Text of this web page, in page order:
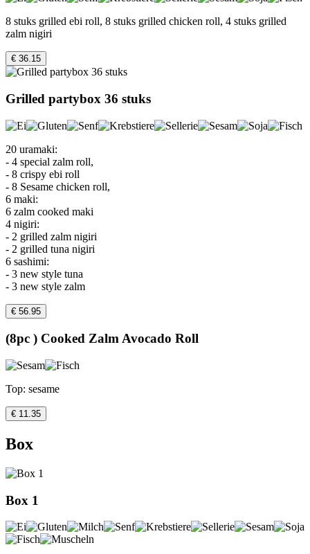
8 stuks grilled ebi roll, 8 stuks grilled chicken roll, 4 stuks grilled
zalm nigiri
€ 36.15
Grilled partybox 36 stuks
20 uramaki:
- 4 special zalm roll,
- 8 crispy ebi roll
- 8 Sesame chicken roll,
6 maki:
6 zalm cooked maki
4 nigiri:
- 2 grilled zalm nigiri
- 2 grilled tuna nigiri
6 sashimi:
- 3 new style tuna
- 3 new style zalm
€ 56.95
(8pc ) Cooked Zalm Avocado Roll
Top: sesame
€ 11.35
Box
Box 1